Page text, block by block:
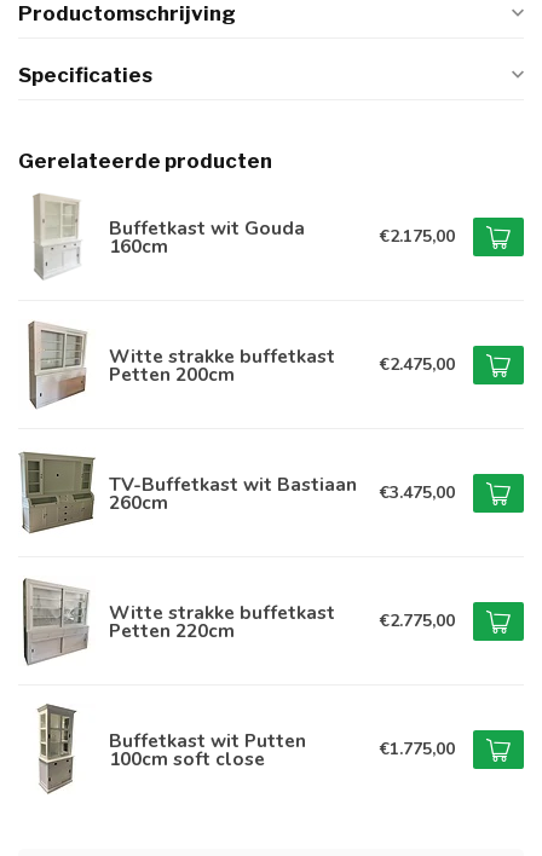
Productomschrijving
Specificaties
Gerelateerde producten
Buffetkast wit Gouda
160cm €2.175,00
Witte strakke buffetkast
Petten 200cm €2.475,00
TV-Buffetkast wit Bastiaan
260cm €3.475,00
Witte strakke buffetkast
Petten 220cm €2.775,00
Buffetkast wit Putten
100cm soft close €1.775,00